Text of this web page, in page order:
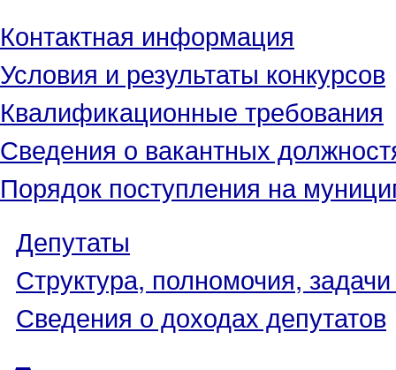
Контактная информация
Условия и результаты конкурсов
Квалификационные требования
Сведения о вакантных
Порядок поступления на
Депутаты
Структура, полномочия,
Сведения о доходах депутатов